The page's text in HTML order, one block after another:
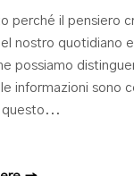
perché il pensiero
nostro quotidiano
possiamo
informazioni sono
questo...